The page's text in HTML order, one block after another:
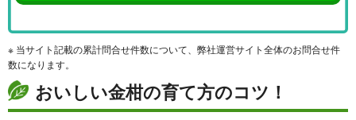
※ 当サイト記載の累計問合せ件数について、弊社運営サイト全体のお問合せ件
数になります。
おいしい金柑の育て方のコツ！